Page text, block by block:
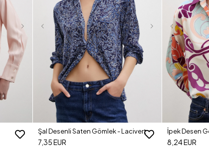
Şal Desenli Saten Gömlek - Lacivert
7,35 EUR
İpek Desen
8,24 EUR